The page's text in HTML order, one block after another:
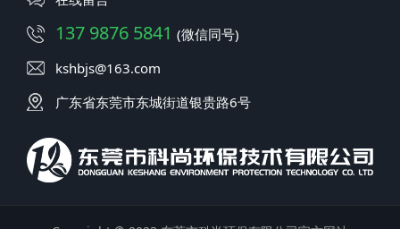
137 9876 5841 (微信同号)
kshbjs@163.com
广东省东莞市东城街道银贵路6号